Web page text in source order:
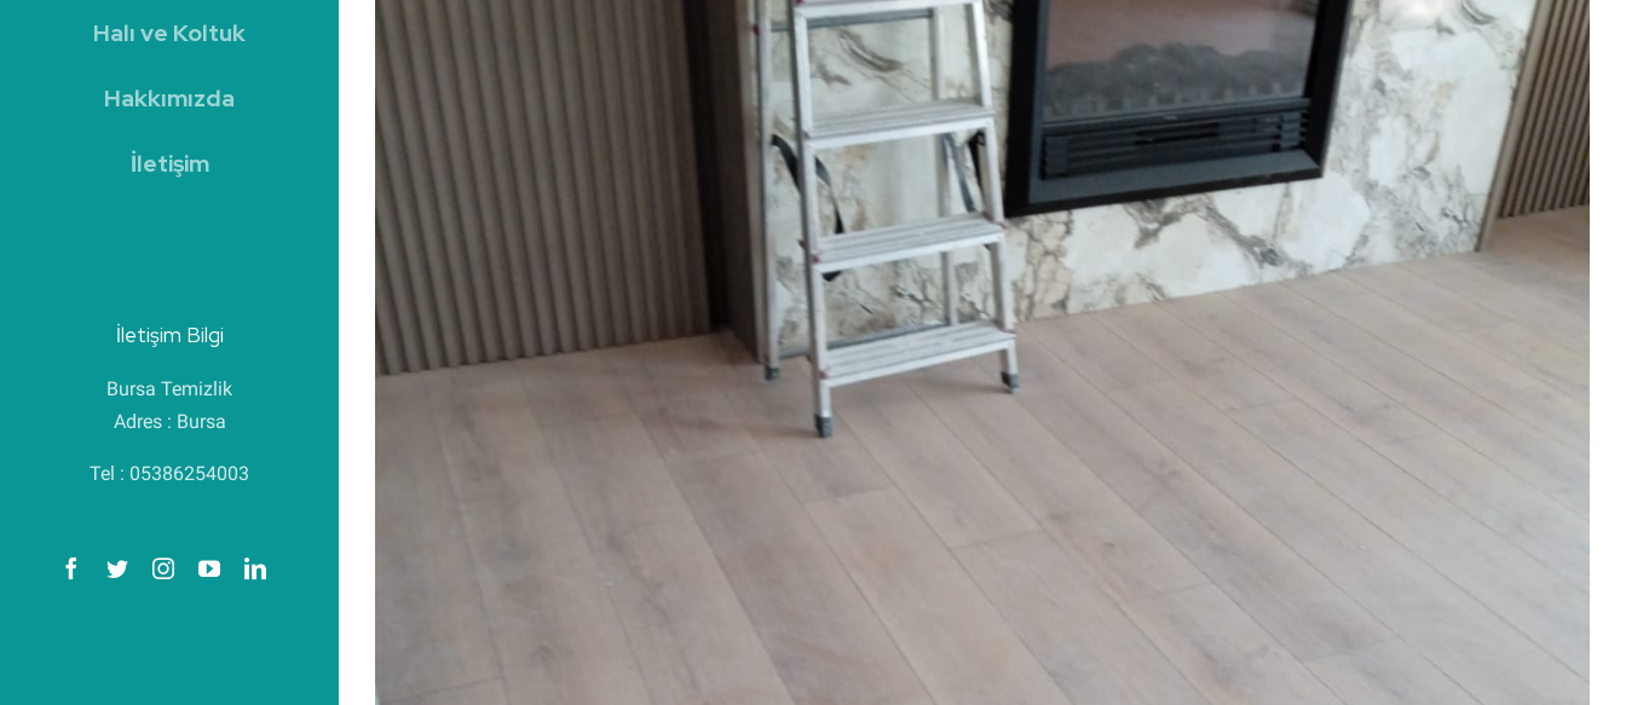
Halı ve Koltuk
Hakkımızda
İletişim
İletişim Bilgi
Bursa Temizlik
Adres : Bursa
Tel : 05386254003
Facebook
TwitterInstagram
YouTubeLinkedIn
ARAYIN